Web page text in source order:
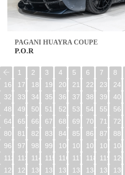
PAGANI HUAYRA COUPE
P.O.R
1 2 3 4 5 6 7 8
16
17 18 19 20 21 22 23 24
32
33 34 35 36 37 38 39 40
48
49 50 51 52 53 54 55 56
64
65 66 67 68 69 70 71 72
80
81 82 83 84 85 86 87 88
96
97 98 99 100 101 102 103 104
112
113 114 115 116 117 118 119 120
128
129 130 131 132 133 134 135 136